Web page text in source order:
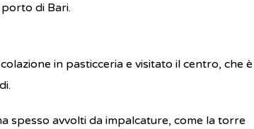
di Bari.
in pasticceria e visitato il centro, che è
spesso avvolti da impalcature, come la torre